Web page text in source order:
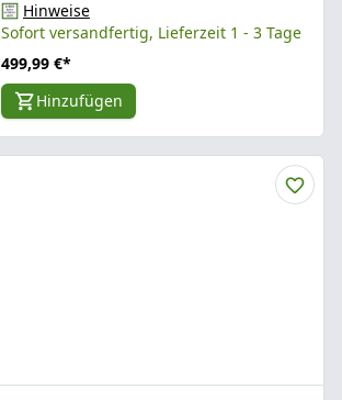
Hinweise
Sofort versandfertig, Lieferzeit 1 - 3 Tage
499,99 €*
Hinzufügen